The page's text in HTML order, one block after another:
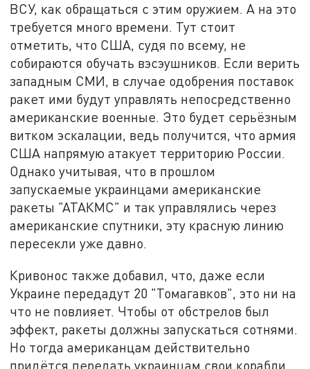
ВСУ, как обращаться с этим оружием. А на это
требуется много времени. Тут стоит
отметить, что США, судя по всему, не
собираются обучать вэсэушников. Если верить
западным СМИ, в случае одобрения поставок
ракет ими будут управлять непосредственно
американские военные. Это будет серьёзным
витком эскалации, ведь получится, что армия
США напрямую атакует территорию России.
Однако учитывая, что в прошлом
запускаемые украинцами американские
ракеты "АТАКМС" и так управлялись через
американские спутники, эту красную линию
пересекли уже давно.
Кривонос также добавил, что, даже если
Украине передадут 20 "Томагавков", это ни на
что не повлияет. Чтобы от обстрелов был
эффект, ракеты должны запускаться сотнями.
Но тогда американцам действительно
придётся передать украинцам свои корабли